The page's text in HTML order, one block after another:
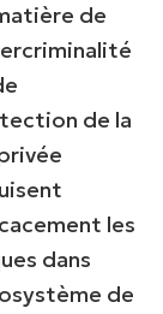
de
de la
les
dans
de